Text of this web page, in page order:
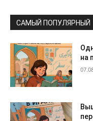
САМЫЙ ПОПУЛЯРНЫЙ
на